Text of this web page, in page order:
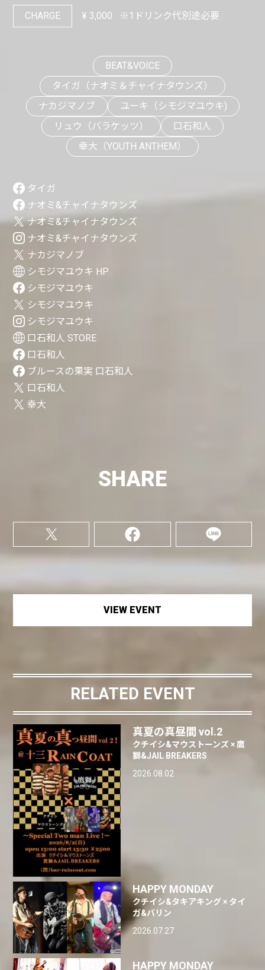
CHARGE ¥ 3,000 ※1ドリンク代別途必要
BEAT&VOICE
タイガ（ナオミ＆チャイナタウンズ）
ナカジマノブ
ユーキ（シモジマユウキ)
リュウ（バラケッツ）
口石和人
幸大（YOUTH ANTHEM）
タイガ
ナオミ&チャイナタウンズ
ナオミ&チャイナタウンズ
ナオミ&チャイナタウンズ
ナカジマノブ
シモジマユウキ HP
シモジマユウキ
シモジマユウキ
シモジマユウキ
口石和人 STORE
口石和人
ブルースの果実 口石和人
口石和人
幸大
SHARE
VIEW EVENT
RELATED EVENT
真夏の真昼間 vol.2
クチイシ&マウストーンズ × 鷹
獅&JAIL BREAKERS
2026.08.02
HAPPY MONDAY
クチイシ&タキアキング × タイ
ガ&バリン
2026.07.27
HAPPY MONDAY